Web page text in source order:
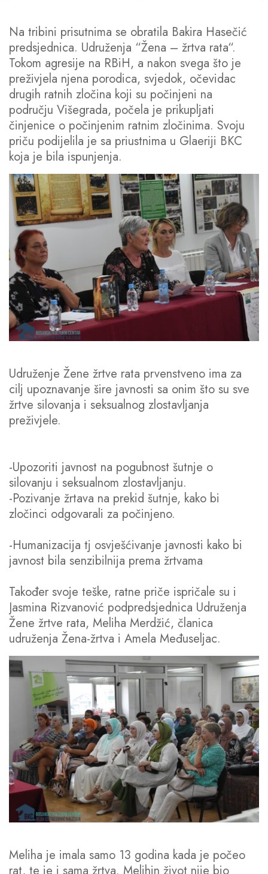
Na tribini prisutnima se obratila Bakira Hasečić
predsjednica. Udruženja “Žena – žrtva rata“.
Tokom agresije na RBiH, a nakon svega što je
preživjela njena porodica, svjedok, očevidac
drugih ratnih zločina koji su počinjeni na
području Višegrada, počela je prikupljati
činjenice o počinjenim ratnim zločinima. Svoju
priču podijelila je sa priustnima u Glaeriji BKC
koja je bila ispunjenja.
Udruženje Žene žrtve rata prvenstveno ima za
cilj upoznavanje šire javnosti sa onim što su sve
žrtve silovanja i seksualnog zlostavljanja
preživjele.
-Upozoriti javnost na pogubnost šutnje o
silovanju i seksualnom zlostavljanju.
-Pozivanje žrtava na prekid šutnje, kako bi
zločinci odgovarali za počinjeno.
-Humanizacija tj osvješćivanje javnosti kako bi
javnost bila senzibilnija prema žrtvama
Također svoje teške, ratne priče ispričale su i
Jasmina Rizvanović podpredsjednica Udruženja
Žene žrtve rata, Meliha Merdžić, članica
udruženja Žena-žrtva i Amela Međuseljac.
Meliha je imala samo 13 godina kada je počeo